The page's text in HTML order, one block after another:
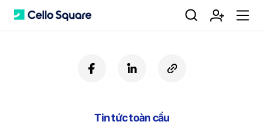
C 검 회 m
f
a
b
i
e
c
o
Tin tức toàn cầu